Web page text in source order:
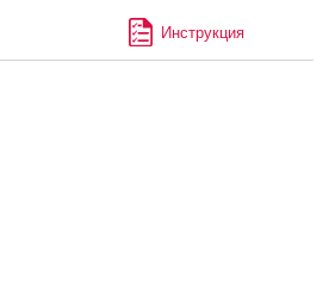
Инструкция